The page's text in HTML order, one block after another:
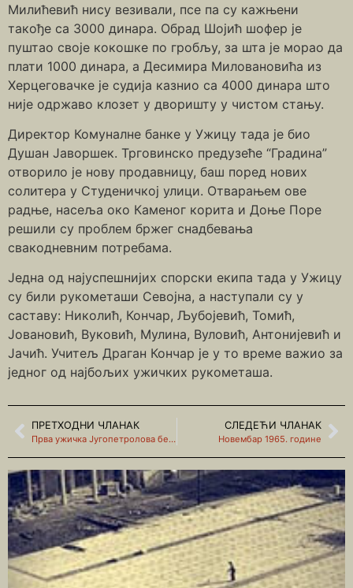
Милићевић нису везивали, псе па су кажњени
такође са 3000 динара. Обрад Шојић шофер је
пуштао своје кокошке по гробљу, за шта је морао да
плати 1000 динара, а Десимира Миловановића из
Херцеговачке је судија казнио са 4000 динара што
није одржаво клозет у дворишту у чистом стању.
Директор Комуналне банке у Ужицу тада је био
Душан Јаворшек. Трговинско предузеће “Градина”
отворило је нову продавницу, баш поред нових
солитера у Студеничкој улици. Отварањем ове
радње, насеља око Каменог корита и Доње Поре
решили су проблем бржег снадбевања
свакодневним потребама.
Једна од најуспешнијих спорски екипа тада у Ужицу
су били рукометаши Севојна, а наступали су у
саставу: Николић, Кончар, Љубојевић, Томић,
Јовановић, Вуковић, Мулина, Вуловић, Антонијевић и
Јачић. Учитељ Драган Кончар је у то време важио за
једног од најбољих ужичких рукометаша.
ПРЕТХОДНИ ЧЛАНАК
Прва ужичка Југопетролова бензиска станица
СЛЕДЕЋИ ЧЛАНАК
Новембар 1965. године